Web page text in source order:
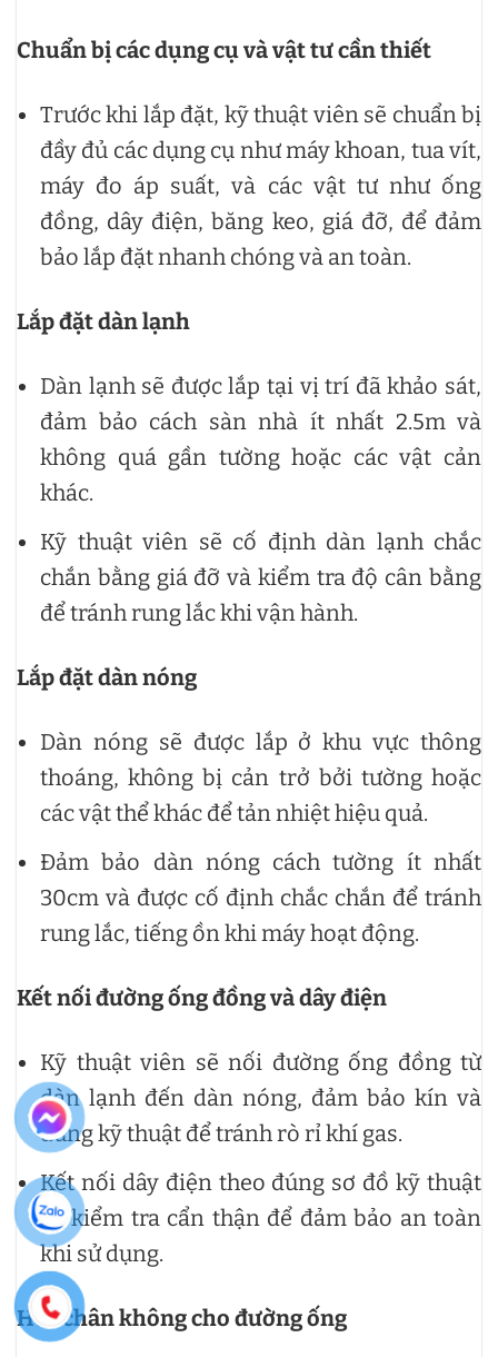
Chuẩn bị các dụng cụ và vật tư cần thiết
Trước khi lắp đặt, kỹ thuật viên sẽ chuẩn bị
đầy đủ các dụng cụ như máy khoan, tua vít,
máy đo áp suất, và các vật tư như ống
đồng, dây điện, băng keo, giá đỡ, để đảm
bảo lắp đặt nhanh chóng và an toàn.
Lắp đặt dàn lạnh
Dàn lạnh sẽ được lắp tại vị trí đã khảo sát,
đảm bảo cách sàn nhà ít nhất 2.5m và
không quá gần tường hoặc các vật cản
khác.
Kỹ thuật viên sẽ cố định dàn lạnh chắc
chắn bằng giá đỡ và kiểm tra độ cân bằng
để tránh rung lắc khi vận hành.
Lắp đặt dàn nóng
Dàn nóng sẽ được lắp ở khu vực thông
thoáng, không bị cản trở bởi tường hoặc
các vật thể khác để tản nhiệt hiệu quả.
Đảm bảo dàn nóng cách tường ít nhất
30cm và được cố định chắc chắn để tránh
rung lắc, tiếng ồn khi máy hoạt động.
Kết nối đường ống đồng và dây điện
Kỹ thuật viên sẽ nối đường ống đồng từ
dàn lạnh đến dàn nóng, đảm bảo kín và
đúng kỹ thuật để tránh rò rỉ khí gas.
Kết nối dây điện theo đúng sơ đồ kỹ thuật
và kiểm tra cẩn thận để đảm bảo an toàn
khi sử dụng.
Hút chân không cho đường ống